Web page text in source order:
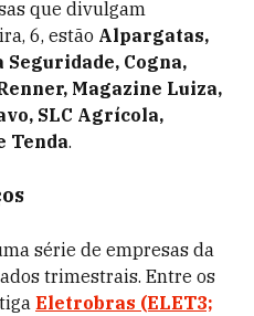
que divulgam
6, estão Alpargatas,
Cogna,
Magazine Luiza,
SLC Agrícola,
Tenda.
série de empresas da
trimestrais. Entre os
Eletrobras (ELET3;